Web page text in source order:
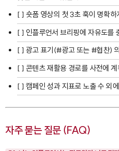
[ ] 숏폼 영상의 첫 3초 훅이 명확하
[ ] 인플루언서 브리핑에 자유도를
[ ] 광고 표기(#광고 또는 #협찬)
[ ] 콘텐츠 재활용 경로를 사전에
[ ] 캠페인 성과 지표로 노출 수 외
자주 묻는 질문 (FAQ)